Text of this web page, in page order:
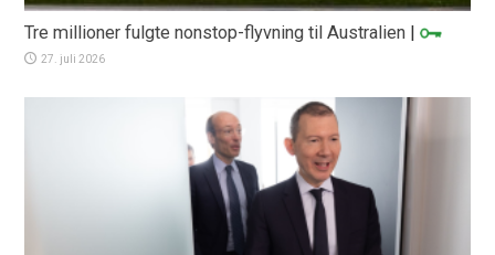
Tre millioner fulgte nonstop-flyvning til Australien |
27. juli 2026